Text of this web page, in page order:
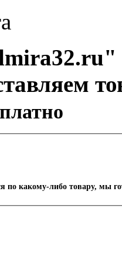
по какому-либо товару, мы